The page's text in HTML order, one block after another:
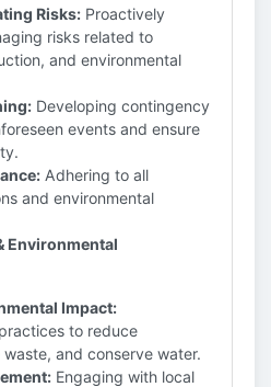
Risks: Proactively
risks related to
and environmental
Developing contingency
events and ensure
Adhering to all
and environmental
Environmental
Impact:
to reduce
waste, and conserve water.
Engaging with local